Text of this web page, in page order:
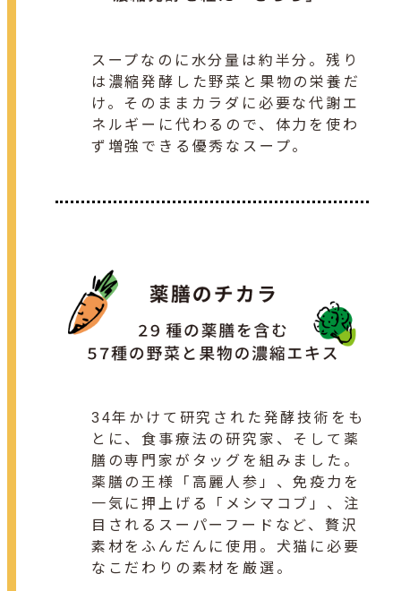
スープなのに水分量は約半分。残り
は濃縮発酵した野菜と果物の栄養だ
け。そのままカラダに必要な代謝エ
ネルギーに代わるので、体力を使わ
ず増強できる優秀なスープ。
34年かけて研究された発酵技術をも
とに、食事療法の研究家、そして薬
膳の専門家がタッグを組みました。
薬膳の王様「高麗人参」、免疫力を
一気に押上げる「メシマコブ」、注
目されるスーパーフードなど、贅沢
素材をふんだんに使用。犬猫に必要
なこだわりの素材を厳選。